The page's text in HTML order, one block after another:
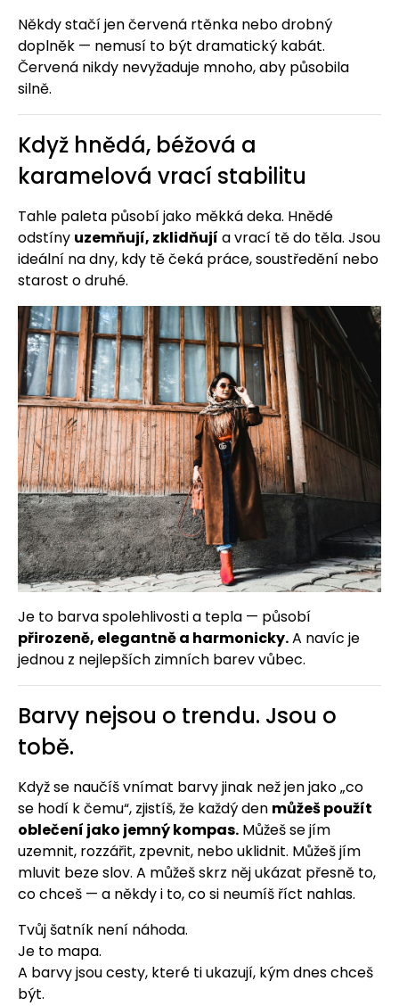
Někdy stačí jen červená rtěnka nebo drobný
doplněk — nemusí to být dramatický kabát.
Červená nikdy nevyžaduje mnoho, aby působila
silně.
Když hnědá, béžová a
karamelová vrací stabilitu
Tahle paleta působí jako měkká deka. Hnědé
odstíny uzemňují, zklidňují a vrací tě do těla. Jsou
ideální na dny, kdy tě čeká práce, soustředění nebo
starost o druhé.
Je to barva spolehlivosti a tepla — působí
přirozeně, elegantně a harmonicky.A navíc je
jednou z nejlepších zimních barev vůbec.
Barvy nejsou o trendu. Jsou o
tobě.
Když se naučíš vnímat barvy jinak než jen jako „co
se hodí k čemu“, zjistíš, že každý den můžeš použít
oblečení jako jemný kompas. Můžeš se jím
uzemnit, rozzářit, zpevnit, nebo uklidnit. Můžeš jím
mluvit beze slov. A můžeš skrz něj ukázat přesně to,
co chceš — a někdy i to, co si neumíš říct nahlas.
Tvůj šatník není náhoda.
Je to mapa.
A barvy jsou cesty, které ti ukazují, kým dnes chceš
být.